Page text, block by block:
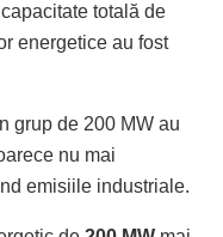
totală de
energetice au fost
grup de 200 MW au
nu mai
emisiile industriale.